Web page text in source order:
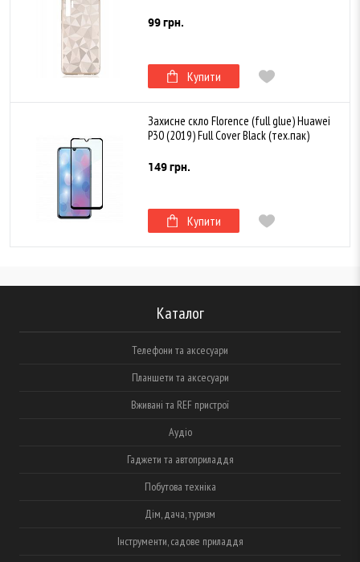
99 грн.
Купити
Захисне скло Florence (full glue) Huawei
P30 (2019) Full Cover Black (тех.пак)
149 грн.
Купити
Каталог
Телефони та аксесуари
Планшети та аксесуари
Вживані та REF пристрої
Аудіо
Гаджети та автоприладдя
Побутова техніка
Дім, дача, туризм
Інструменти, садове приладдя